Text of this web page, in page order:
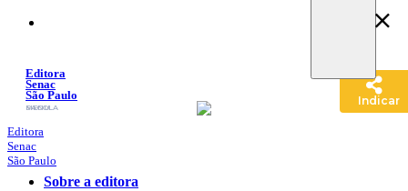
Conteúdo
Editora
Senac
São Paulo
SACOLA
MENU
Editora
Senac
São Paulo
Sobre a editora
Indicar